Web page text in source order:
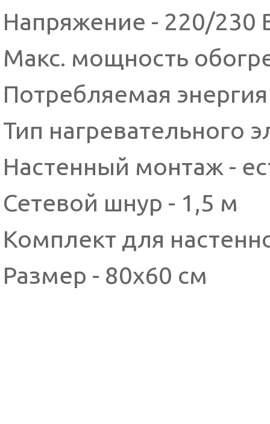
Напряжение - 220/230
Макс. мощность
Потребляемая
Тип нагревательного
Настенный монтаж -
Сетевой шнур - 1,5 м
Комплект для
Размер - 80х60 см